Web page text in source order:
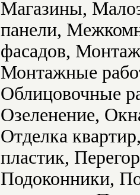
Магазины,
панели,
фасадов,
Монтажные
Облицовочные
Озеленение,
Отделка
пластик,
Подоконники,